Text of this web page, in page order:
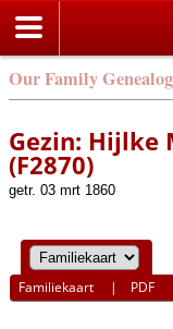
Our Family
Gezin: Hijlke
(F2870)
getr. 03 mrt 1860
Familiekaart | PDF